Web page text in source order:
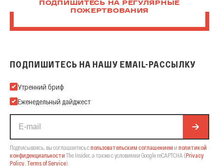
ПОДПИШИТЕСЬ НА РЕГУЛЯРНЫЕ
ПОЖЕРТВОВАНИЯ
ПОДПИШИТЕСЬ НА НАШУ EMAIL-РАССЫЛКУ
Подпишитесь на нашу Email-рассылку
Утренний бриф
Еженедельный дайджест
Подписываясь, вы соглашаетесь спользовательским соглашением и политикой
конфиденциальности The Insider, а также с условиями Google reCAPTCHA (Privacy
Policy, Terms of Service).